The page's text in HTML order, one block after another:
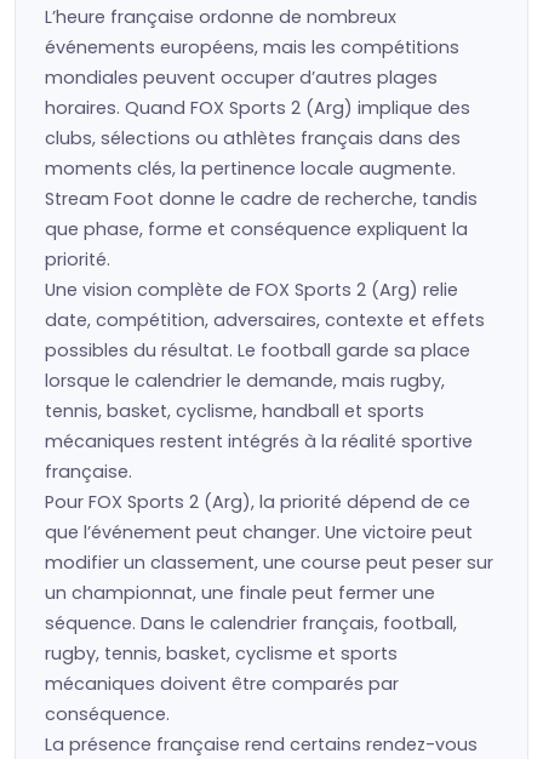
L’heure française ordonne de nombreux
événements européens, mais les compétitions
mondiales peuvent occuper d’autres plages
horaires. Quand FOX Sports 2 (Arg) implique des
clubs, sélections ou athlètes français dans des
moments clés, la pertinence locale augmente.
Stream Foot donne le cadre de recherche, tandis
que phase, forme et conséquence expliquent la
priorité.
Une vision complète de FOX Sports 2 (Arg) relie
date, compétition, adversaires, contexte et effets
possibles du résultat. Le football garde sa place
lorsque le calendrier le demande, mais rugby,
tennis, basket, cyclisme, handball et sports
mécaniques restent intégrés à la réalité sportive
française.
Pour FOX Sports 2 (Arg), la priorité dépend de ce
que l’événement peut changer. Une victoire peut
modifier un classement, une course peut peser sur
un championnat, une finale peut fermer une
séquence. Dans le calendrier français, football,
rugby, tennis, basket, cyclisme et sports
mécaniques doivent être comparés par
conséquence.
La présence française rend certains rendez-vous